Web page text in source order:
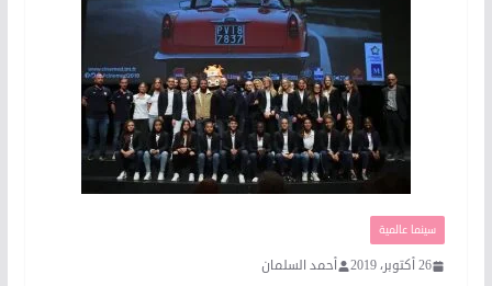
سينما عالمية
26 أكتوبر، 2019 أحمد السلمان